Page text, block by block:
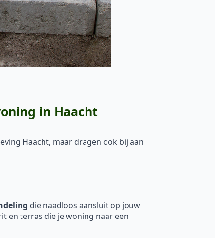
in Haacht
Haacht, maar dragen ook bij aan
die naadloos aansluit op jouw
en terras die je woning naar een